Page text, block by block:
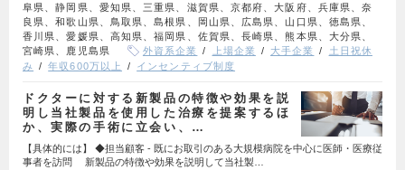
阜県、静岡県、愛知県、三重県、滋賀県、京都府、大阪府、兵庫県、奈
良県、和歌山県、鳥取県、島根県、岡山県、広島県、山口県、徳島県、
香川県、愛媛県、高知県、福岡県、佐賀県、長崎県、熊本県、大分県、
宮崎県、鹿児島県
外資系企業 上場企業 大手企業
土日祝休
み
年収600万以上 インセンティブ制度
ドクターに対する新製品の特徴や効果を説
明し当社製品を使用した治療を提案するほ
か、実際の手術に立会い、…
【具体的には】 ◆担当顧客 - 既にお取引のある大規模病院を中心に医師・医療従
事者を訪問 新製品の特徴や効果を説明して当社製…